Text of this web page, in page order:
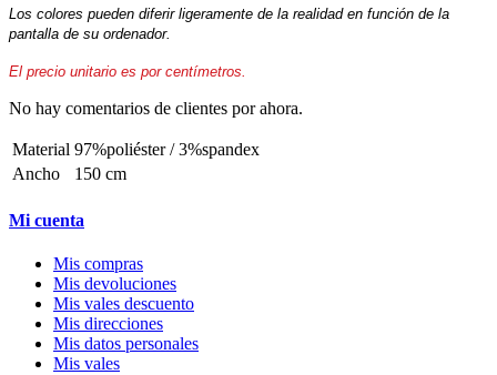
Los colores pueden diferir ligeramente de la realidad en función de la
pantalla de su ordenador.
El precio unitario es por centímetros.
No hay comentarios de clientes por ahora.
Material 97%poliéster / 3%spandex
Ancho
150 cm
Mi cuenta
Mis compras
Mis devoluciones
Mis vales descuento
Mis direcciones
Mis datos personales
Mis vales